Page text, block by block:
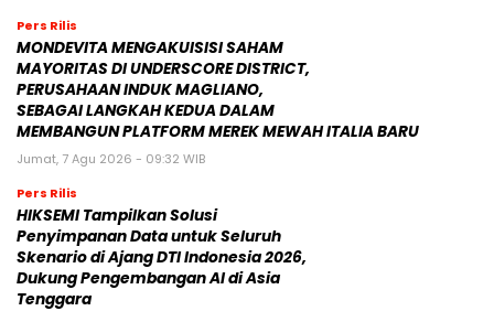
Pers Rilis
MONDEVITA MENGAKUISISI SAHAM
MAYORITAS DI UNDERSCORE DISTRICT,
PERUSAHAAN INDUK MAGLIANO,
SEBAGAI LANGKAH KEDUA DALAM
MEMBANGUN PLATFORM MEREK MEWAH ITALIA BARU
Jumat, 7 Agu 2026 - 09:32 WIB
Pers Rilis
HIKSEMI Tampilkan Solusi
Penyimpanan Data untuk Seluruh
Skenario di Ajang DTI Indonesia 2026,
Dukung Pengembangan AI di Asia
Tenggara